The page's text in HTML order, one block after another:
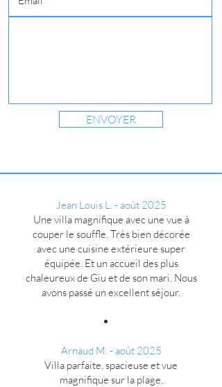
ENVOYER
Jean Louis L. - août 2025
Une villa magnifique avec une vue à
couper le souffle. Très bien décorée
avec une cuisine extérieure super
équipée. Et un accueil des plus
chaleureux de Giu et de son mari. Nous
avons passé un excellent séjour.
Arnaud M. - août 2025
Villa parfaite, spacieuse et vue
magnifique sur la plage.